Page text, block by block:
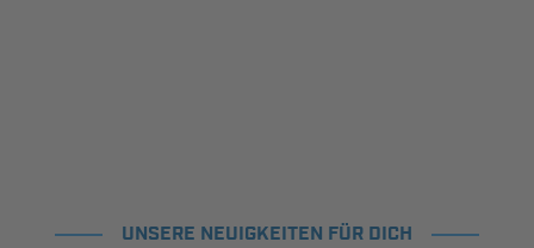
UNSERE NEUIGKEITEN FÜR DICH